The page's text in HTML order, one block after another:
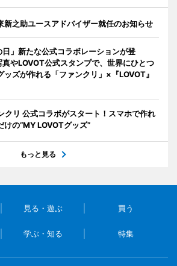
新之助ユースアドバイザー就任のお知らせ
」新たな公式コラボレーションが登
真やLOVOT公式スタンプで、世界にひとつ
ッズが作れる「ファンクリ」×『LOVOT』
クリ 公式コラボがスタート！スマホで作れ
けの“MY LOVOTグッズ”
もっと見る
見る・遊ぶ 買う
学ぶ・知る 特集